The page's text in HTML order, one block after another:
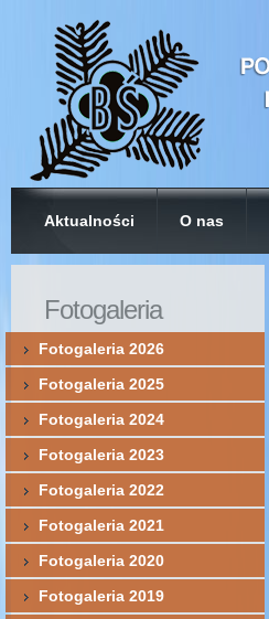
Aktualności O nas
Fotogaleria
Fotogaleria 2026
Fotogaleria 2025
Fotogaleria 2024
Fotogaleria 2023
Fotogaleria 2022
Fotogaleria 2021
Fotogaleria 2020
Fotogaleria 2019